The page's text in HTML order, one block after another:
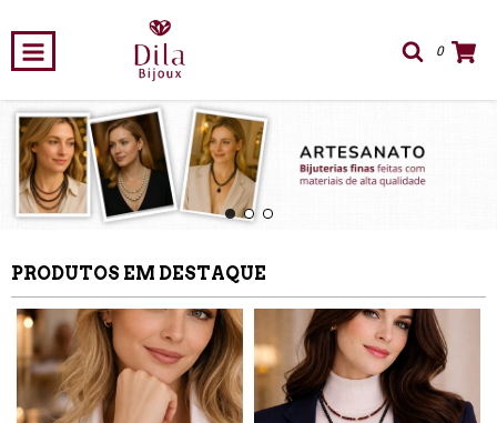
0
PRODUTOS EM DESTAQUE